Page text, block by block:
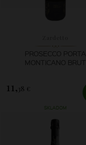
PROSECCO PORTA
MONTICANO BRUT
11, 38 €
SKLADOM